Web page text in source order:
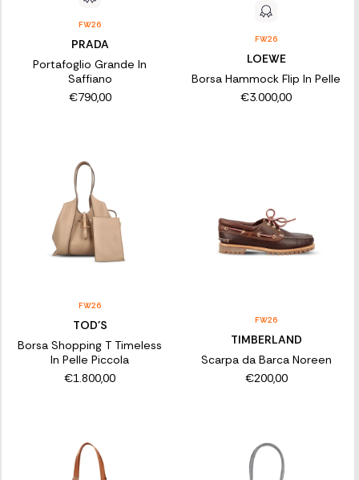
FW26
PRADA
Portafoglio Grande In
Saffiano
€790,00
FW26
LOEWE
Borsa Hammock Flip In Pelle
€3.000,00
FW26
TOD'S
Borsa Shopping T Timeless
In Pelle Piccola
€1.800,00
FW26
TIMBERLAND
Scarpa da Barca Noreen
€200,00